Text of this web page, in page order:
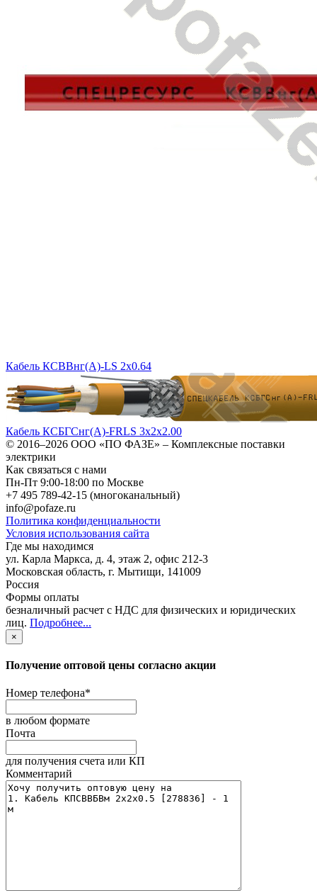
Кабель КСВВнг(A)-LS 2х0.64
Кабель КСБГСнг(А)-FRLS 3х2х2.00
© 2016–2026 ООО «ПО ФАЗЕ» – Комплексные поставки
электрики
Как связаться с нами
Пн-Пт 9:00-18:00 по Москве
+7 495 789-42-15 (многоканальный)
info@pofaze.ru
Политика конфиденциальности
Условия использования сайта
Где мы находимся
ул. Карла Маркса, д. 4, этаж 2, офис 212-3
Московская область, г. Мытищи, 141009
Россия
Формы оплаты
безналичный расчет с НДС для физических и юридических
лиц. Подробнее...
×
Получение оптовой цены согласно акции
Номер телефона*
в любом формате
Почта
для получения счета или КП
Комментарий